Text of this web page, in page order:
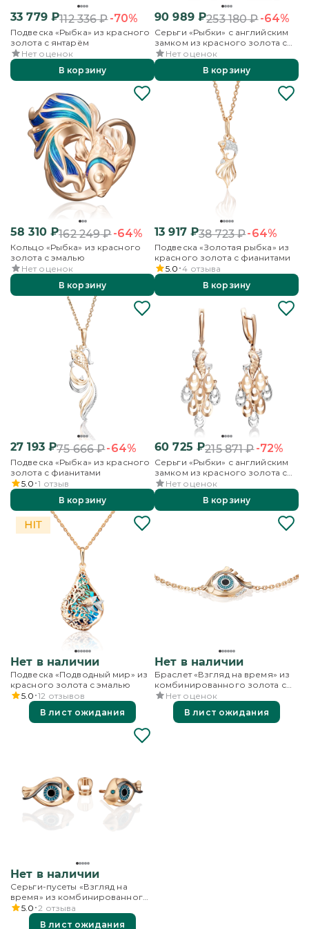
33 779₽112 336₽-70%
Подвеска «Рыбка» из красного
золота с янтарём
Нет оценок
В корзину
90 989₽253 180₽-64%
Серьги «Рыбки» с английским
замком из красного золота с
эмалью
Нет оценок
В корзину
58 310₽162 249₽-64%
Кольцо «Рыбка» из красного
золота с эмалью
Нет оценок
В корзину
13 917₽38 723₽-64%
Подвеска «Золотая рыбка» из
красного золота с фианитами
5.0 4 отзыва
В корзину
27 193₽75 666₽-64%
Подвеска «Рыбка» из красного
золота с фианитами
5.0 1 отзыв
В корзину
60 725 ₽215 871₽-72%
Серьги «Рыбки» с английским
замком из красного золота с
фианитом
Нет оценок
В корзину
Нет в наличии
Подвеска «Подводный мир» из
красного золота с эмалью
5.0 12 отзывов
В лист ожидания
Нет в наличии
Браслет «Взгляд на время» из
комбинированного золота с
топазом, бесцветными
топазами и эмалью
Нет оценок
В лист ожидания
Нет в наличии
Серьги-пусеты «Взгляд на
время» из комбинированного
золота с эмалью
5.0 2 отзыва
В лист ожидания